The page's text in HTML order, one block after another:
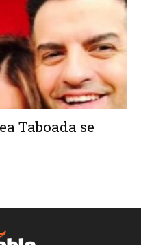
Taboada se